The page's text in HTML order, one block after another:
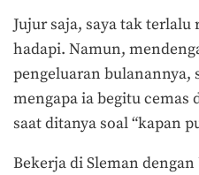
Jujur saja, saya tak terlalu
hadapi. Namun, m
pengeluaran bulanannya,
mengapa ia begitu
saat ditanya soal “kapan
Bekerja di Sleman